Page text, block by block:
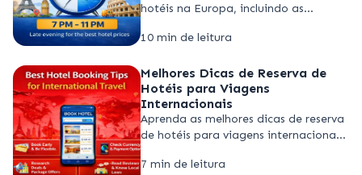
hotéis na Europa, incluindo as
estratégias inteligentes para
principais destinos europeus.
10 min de leitura
Melhores Dicas de Reserva de
Hotéis para Viagens
Internacionais
Aprenda as melhores dicas de reserva
de hotéis para viagens internacionais,
internacionalmente, comparar preços
7 min de leitura